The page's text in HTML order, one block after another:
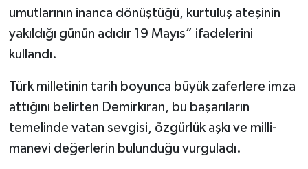
umutlarının inanca dönüştüğü, kurtuluş ateşinin
yakıldığı günün adıdır 19 Mayıs” ifadelerini
kullandı.
Türk milletinin tarih boyunca büyük zaferlere imza
attığını belirten Demirkıran, bu başarıların
temelinde vatan sevgisi, özgürlük aşkı ve milli-
manevi değerlerin bulunduğu vurguladı.